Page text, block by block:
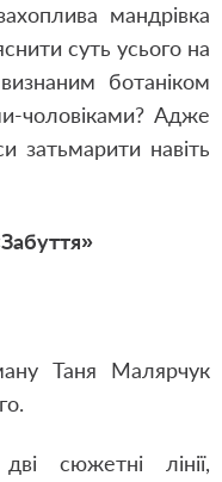
мандрівка
суть усього на
ботаніком
чоловіками? Адже
затьмарити навіть
Таня Малярчук
сюжетні лінії,